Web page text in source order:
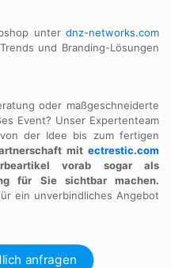
unter dnz-networks.com
und Branding-Lösungen
oder maßgeschneiderte
Event? Unser Expertenteam
der Idee bis zum fertigen
mit ectrestic.com
vorab sogar als
für Sie sichtbar machen.
ein unverbindliches Angebot
anfragen